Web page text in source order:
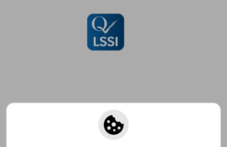
Suscríbete para recibir ofertas y
promociones